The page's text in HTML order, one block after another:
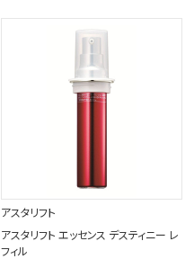
アスタリフト
アスタリフト エッセンス デスティニー レ
フィル